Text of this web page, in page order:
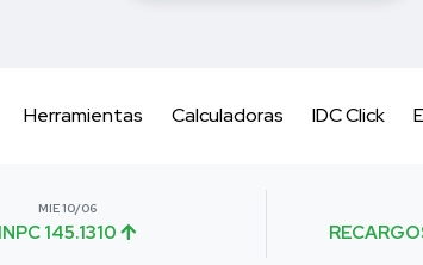
Herramientas Calculadoras IDC Click
MIE 10/06
145.1310